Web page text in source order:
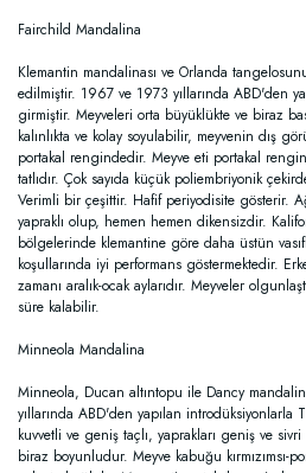
Fairchild Mandalina
Klemantin mandalinası ve Orlanda
edilmiştir. 1967 ve 1973 yıllarında ABD'den
girmiştir. Meyveleri orta büyüklükte ve biraz
kalınlıkta ve kolay soyulabilir, meyvenin dış
portakal rengindedir. Meyve eti portakal
tatlıdır. Çok sayıda küçük poliembriyonik
Verimli bir çeşittir. Hafif periyodisite gösterir.
yapraklı olup, hemen hemen dikensizdir.
bölgelerinde klemantine göre daha üstün
koşullarında iyi performans göstermektedir.
zamanı aralık-ocak aylarıdır. Meyveler
süre kalabilir.
Minneola Mandalina
Minneola, Ducan altıntopu ile Dancy
yıllarında ABD'den yapılan introdüksiyonlarla
kuvvetli ve geniş taçlı, yaprakları geniş ve
biraz boyunludur. Meyve kabuğu